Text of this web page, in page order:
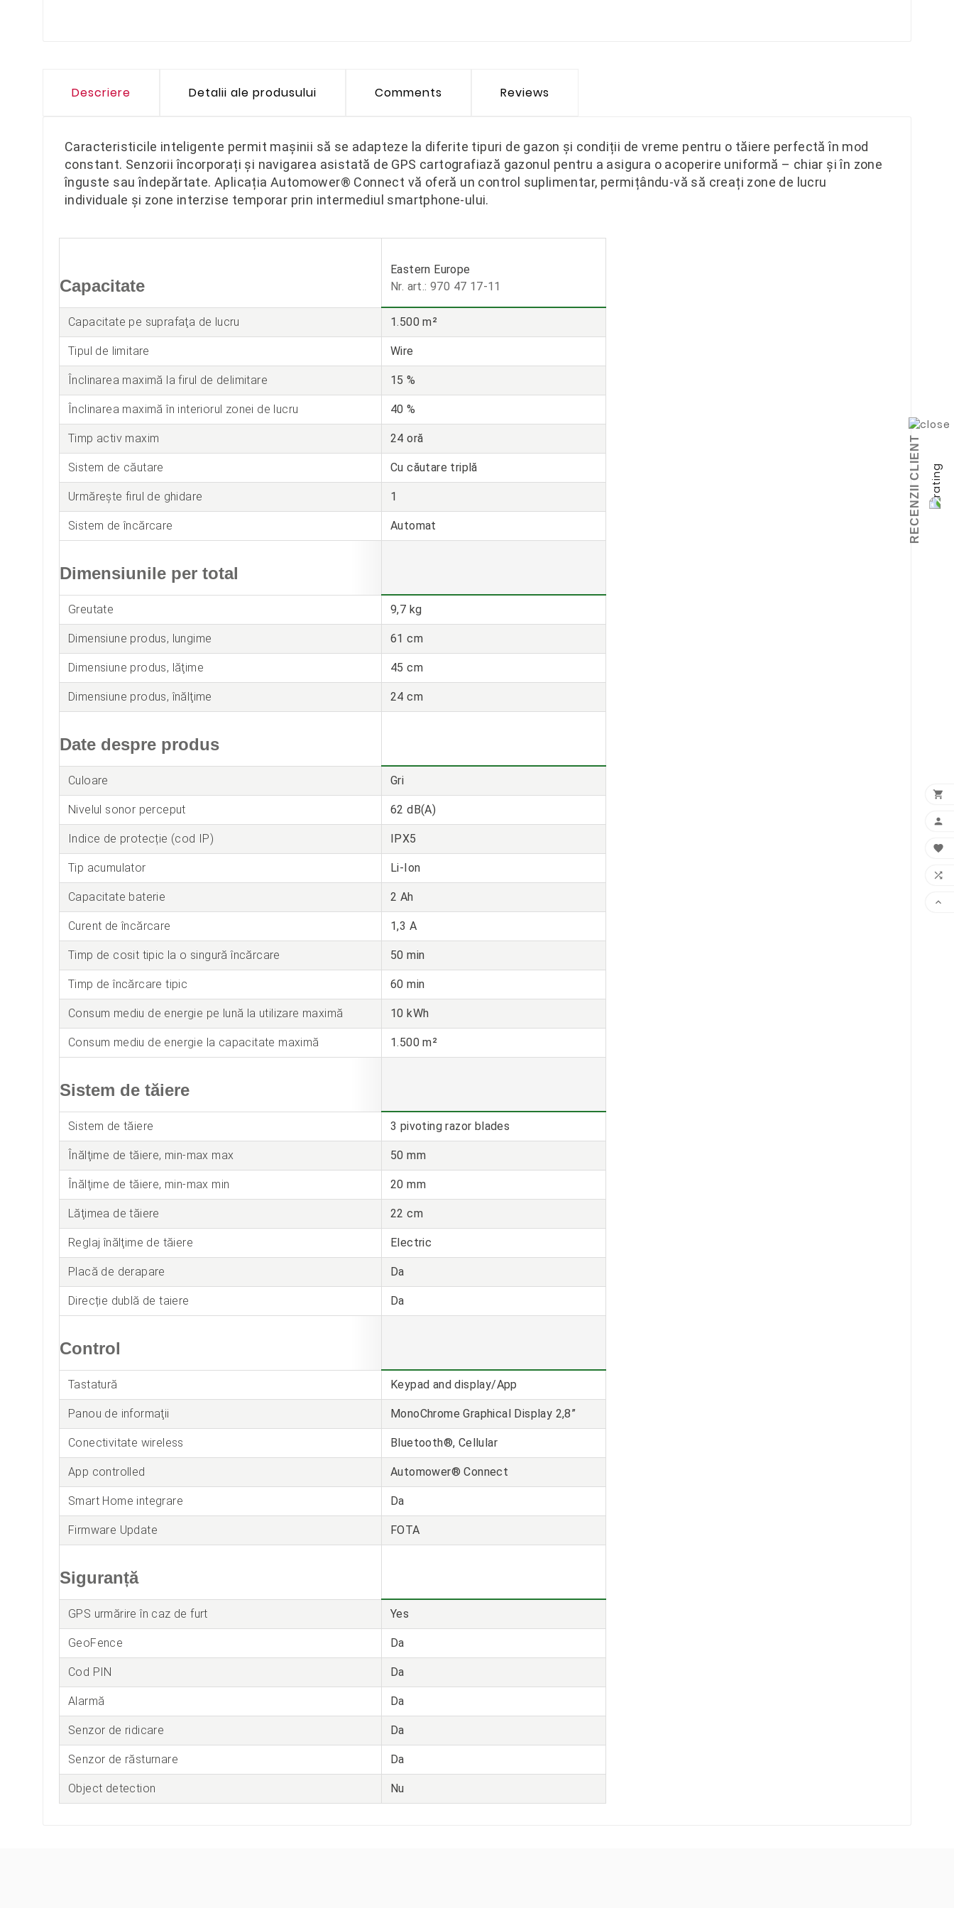
Descriere Detalii ale produsului Comments Reviews
Caracteristicile inteligente permit mașinii să se adapteze la diferite tipuri de gazon și condiții de vreme pentru o tăiere perfectă în mod
constant. Senzorii încorporați și navigarea asistată de GPS cartografiază gazonul pentru a asigura o acoperire uniformă – chiar și în zone
înguste sau îndepărtate. Aplicația Automower® Connect vă oferă un control suplimentar, permițându-vă să creați zone de lucru
individuale și zone interzise temporar prin intermediul smartphone-ului.
Capacitate
Eastern Europe
Nr. art.: 970 47 17‑11
Capacitate pe suprafaţa de lucru 1.500 m²
Tipul de limitare Wire
Înclinarea maximă la firul de delimitare 15 %
Înclinarea maximă în interiorul zonei de lucru 40 %
Timp activ maxim 24 oră
Sistem de căutare Cu căutare triplă
Urmărește firul de ghidare 1
Sistem de încărcare Automat
Dimensiunile per total
Greutate 9,7 kg
Dimensiune produs, lungime 61 cm
Dimensiune produs, lăţime 45 cm
Dimensiune produs, înălţime 24 cm
Date despre produs
Culoare Gri
Nivelul sonor perceput 62 dB(A)
Indice de protecție (cod IP) IPX5
Tip acumulator Li-Ion
Capacitate baterie 2 Ah
Curent de încărcare 1,3 A
Timp de cosit tipic la o singură încărcare 50 min
Timp de încărcare tipic 60 min
Consum mediu de energie pe lună la utilizare maximă 10 kWh
Consum mediu de energie la capacitate maximă 1.500 m²
Sistem de tăiere
Sistem de tăiere 3 pivoting razor blades
Înălţime de tăiere, min-max max 50 mm
Înălţime de tăiere, min-max min 20 mm
Lăţimea de tăiere 22 cm
Reglaj înălţime de tăiere Electric
Placă de derapare Da
Direcție dublă de taiere Da
Control
Tastatură Keypad and display/App
Panou de informaţii MonoChrome Graphical Display 2,8”
Conectivitate wireless Bluetooth®, Cellular
App controlled Automower® Connect
Smart Home integrare Da
Firmware Update FOTA
Siguranță
GPS urmărire în caz de furt Yes
GeoFence Da
Cod PIN Da
Alarmă Da
Senzor de ridicare Da
Senzor de răsturnare Da
Object detection Nu
RECENZII CLIENT




